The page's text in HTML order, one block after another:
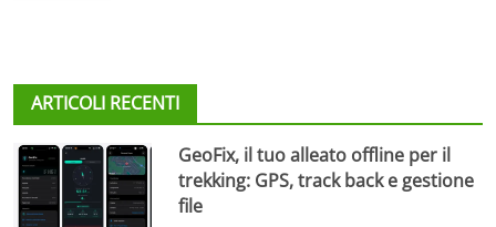
ARTICOLI RECENTI
GeoFix, il tuo alleato offline per il
trekking: GPS, track back e gestione
file